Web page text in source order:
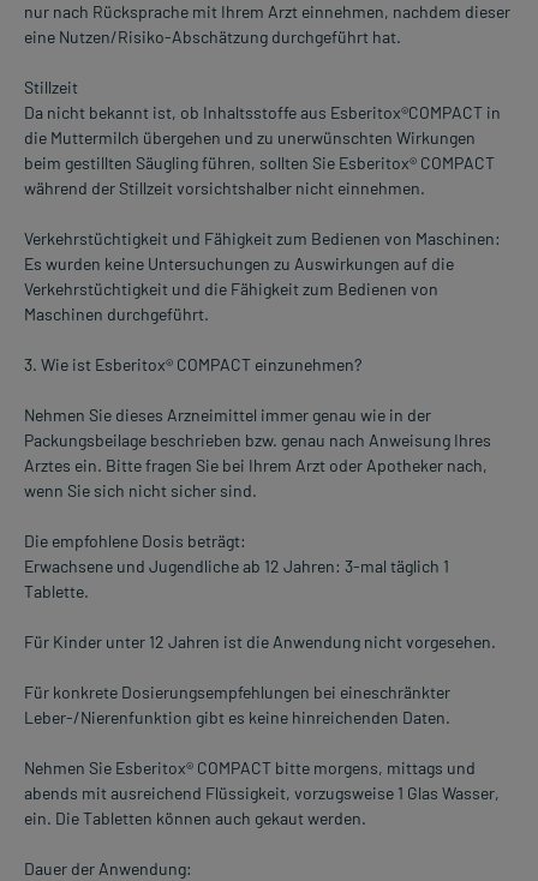
nur nach Rücksprache mit Ihrem Arzt einnehmen, nachdem dieser
eine Nutzen/Risiko-Abschätzung durchgeführt hat.
Stillzeit
Da nicht bekannt ist, ob Inhaltsstoffe aus Esberitox®COMPACT in
die Muttermilch übergehen und zu unerwünschten Wirkungen
beim gestillten Säugling führen, sollten Sie Esberitox® COMPACT
während der Stillzeit vorsichtshalber nicht einnehmen.
Verkehrstüchtigkeit und Fähigkeit zum Bedienen von Maschinen:
Es wurden keine Untersuchungen zu Auswirkungen auf die
Verkehrstüchtigkeit und die Fähigkeit zum Bedienen von
Maschinen durchgeführt.
3. Wie ist Esberitox® COMPACT einzunehmen?
Nehmen Sie dieses Arzneimittel immer genau wie in der
Packungsbeilage beschrieben bzw. genau nach Anweisung Ihres
Arztes ein. Bitte fragen Sie bei Ihrem Arzt oder Apotheker nach,
wenn Sie sich nicht sicher sind.
Die empfohlene Dosis beträgt:
Erwachsene und Jugendliche ab 12 Jahren: 3-mal täglich 1
Tablette.
Für Kinder unter 12 Jahren ist die Anwendung nicht vorgesehen.
Für konkrete Dosierungsempfehlungen bei eineschränkter
Leber-/Nierenfunktion gibt es keine hinreichenden Daten.
Nehmen Sie Esberitox® COMPACT bitte morgens, mittags und
abends mit ausreichend Flüssigkeit, vorzugsweise 1 Glas Wasser,
ein. Die Tabletten können auch gekaut werden.
Dauer der Anwendung: